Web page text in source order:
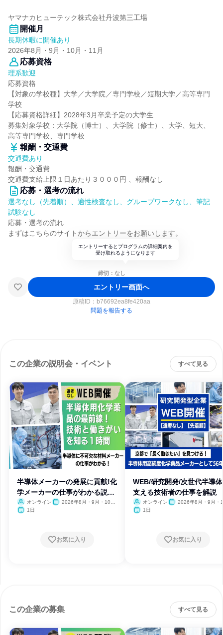
ヤマナカヒューテック株式会社丹波第三工場
開催月
長期休暇に開催あり
2026年8月・9月・10月・11月
応募資格
理系歓迎
応募資格
【対象の学校種】大学／大学院／専門学校／短期大学／高等専門
学校
【応募資格詳細】2028年3月卒業予定の大学生
募集対象学校：大学院（博士）、大学院（修士）、大学、短大、
高等専門学校、専門学校
報酬・交通費
交通費あり
報酬・交通費
交通費支給上限１日あたり３０００円 、報酬なし
応募・選考の流れ
選考なし（先着順）、適性検査なし、グループワークなし、筆記
試験なし
応募・選考の流れ
まずはこちらのサイトからエントリーをお願いします。
エントリーするとプログラムの詳細案内を
受け取れるようになります
締切：なし
エントリー画面へ
原稿ID： b76692ea8fe420aa
問題を報告する
この企業の説明会・イベント すべて見る
半導体メーカーの発展に貢献!化
学メーカーの仕事がわかる説明
会
オンライン
2026年8月・9月・10
1日
お気に入り
WEB/研究開発/次世代半導
支える技術者の仕事を解説
オンライン
2026年8月・9月・
1日
お気に入り
この企業の募集 すべて見る